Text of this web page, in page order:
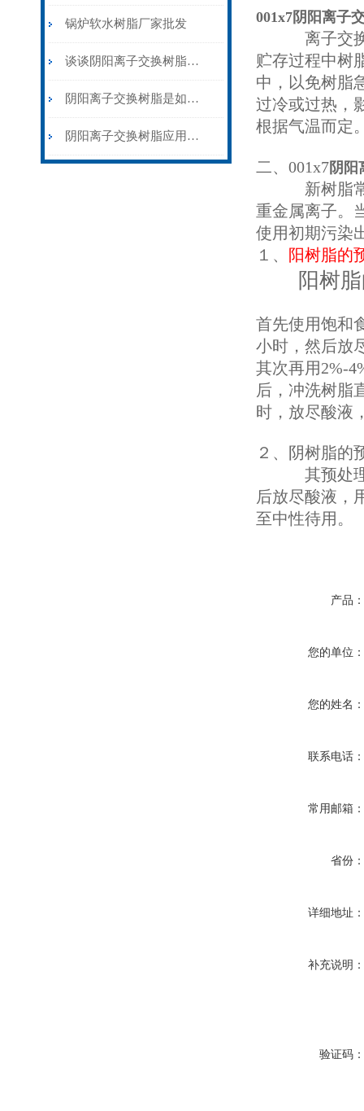
锅炉软水树脂厂家批发
谈谈阴阳离子交换树脂在各行业中的应用
阴阳离子交换树脂是如何去除钙镁离子的？
阴阳离子交换树脂应用领域分析
001x7阴阳离子
离子交换树
贮存过程中树
中，以免树脂
过冷或过热，
根据气温而定
二、001x7阴阳
新树脂常含
重金属离子。
使用初期污染
１、 阳树脂的
阳树脂
首先使用饱和
小时，然后放
其次再用2%-
后，冲洗树脂
时，放尽酸液
２、
阴树脂的
其预处理方
后放尽酸液，
至中性待用。
产品：
您的单位：
您的姓名：
联系电话：
常用邮箱：
省份：
详细地址：
补充说明：
验证码：